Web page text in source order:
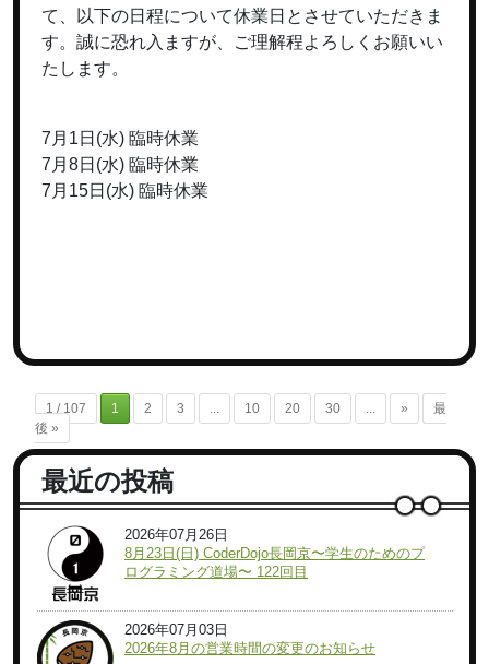
て、以下の日程について休業日とさせていただきま
す。誠に恐れ入ますが、ご理解程よろしくお願いい
たします。
7月1日(水) 臨時休業
7月8日(水) 臨時休業
7月15日(水) 臨時休業
1 / 107 1 2 3 ... 10 20 30 ... »
最
後 »
最近の投稿
2026年07月26日
8月23日(日) CoderDojo長岡京〜学生のためのプ
ログラミング道場〜 122回目
2026年07月03日
2026年8月の営業時間の変更のお知らせ